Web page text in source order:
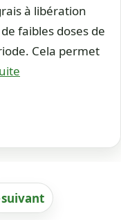
à libération
faibles doses de
Cela permet
suivant